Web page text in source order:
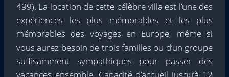
499). La location de cette célèbre villa est l’une des
expériences les plus mémorables et les plus
mémorables des voyages en Europe, même si
vous aurez besoin de trois familles ou d’un groupe
suffisamment sympathiques pour passer des